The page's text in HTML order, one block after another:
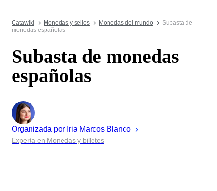
Catawiki Monedas y sellos Monedas del mundo
Subasta de
monedas españolas
Subasta de monedas
españolas
Organizada por Iria Marcos Blanco
Experta en Monedas y billetes